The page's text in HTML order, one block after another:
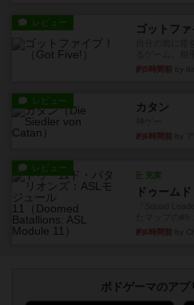
レビュー ゴットファ
約5時間前
レビュー カタン
約6時間前
レビュー
充実
約6時間前
ボドゲーマのアプ